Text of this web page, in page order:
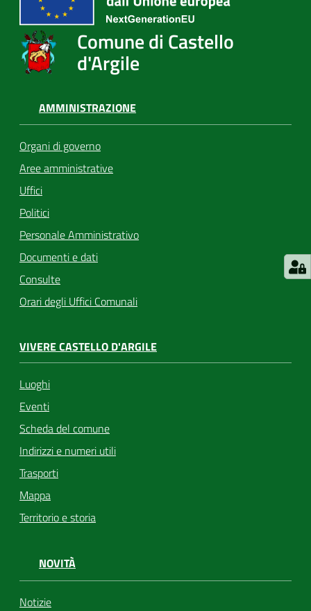
Comune di Castello
d'Argile
AMMINISTRAZIONE
Organi di governo
Aree amministrative
Uffici
Politici
Personale Amministrativo
Documenti e dati
Consulte
Orari degli Uffici Comunali
VIVERE CASTELLO D'ARGILE
Luoghi
Eventi
Scheda del comune
Indirizzi e numeri utili
Trasporti
Mappa
Territorio e storia
NOVITÀ
Notizie